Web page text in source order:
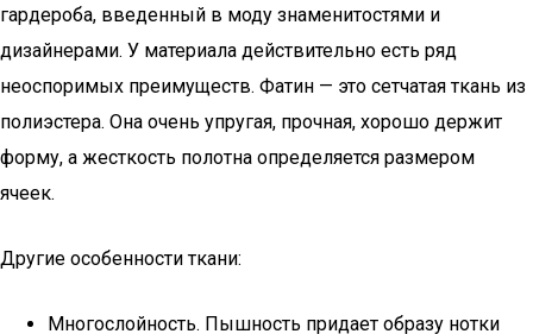
гардероба, введенный в моду знаменитостями и
дизайнерами. У материала действительно есть ряд
неоспоримых преимуществ. Фатин — это сетчатая ткань из
полиэстера. Она очень упругая, прочная, хорошо держит
форму, а жесткость полотна определяется размером
ячеек.
Другие особенности ткани:
Многослойность. Пышность придает образу нотки